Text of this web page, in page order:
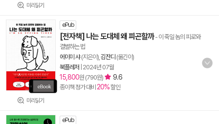
미리읽기
미리읽기
ePub
[전자책] 나는 도대체 왜 피곤할까- 이 죽일 놈의 피로와
결별하는 법
에이미 샤(지은이), 김잔디 (옮긴이)
북플레저 2024년 07월
15,800원 (790원) 9.6
종이책 정가 대비 20%할인
ePub